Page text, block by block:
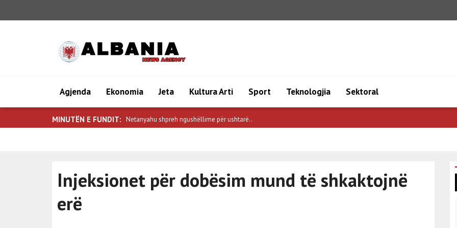
Agjenda Ekonomia Jeta Kultura Arti Sport Teknologjia Sektoral
MINUTËN E FUNDIT: Bitcoin u rrit, ndërsa XRP dhe BNB ranë ..
Injeksionet për dobësim mund të shkaktojnë
erë